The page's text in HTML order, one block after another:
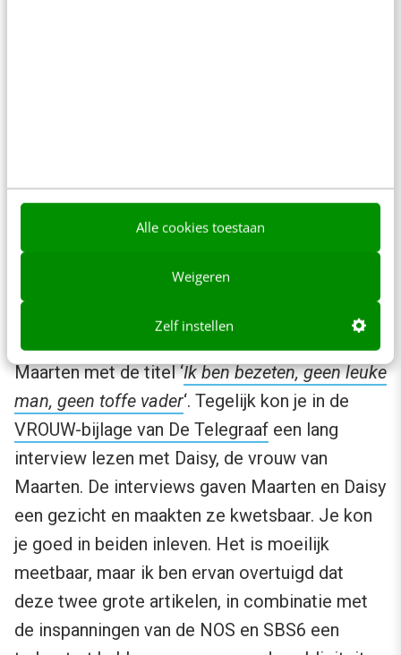
Alle cookies toestaan
Weigeren
Zelf instellen
Ruim voor de start van de 11stedenzwemtocht
hadden we interviews uitgezet met NRC
Handelsblad en de VROUW-bijlage van De
Telegraaf. NRC publiceerde zaterdagochtend
een diepte-interview van twee pagina’s met
Maarten met de titel ‘Ik ben bezeten, geen leuke
man, geen toffe vader‘. Tegelijk kon je in de
VROUW-bijlage van De Telegraaf een lang
interview lezen met Daisy, de vrouw van
Maarten. De interviews gaven Maarten en Daisy
een gezicht en maakten ze kwetsbaar. Je kon
je goed in beiden inleven. Het is moeilijk
meetbaar, maar ik ben ervan overtuigd dat
deze twee grote artikelen, in combinatie met
de inspanningen van de NOS en SBS6 een